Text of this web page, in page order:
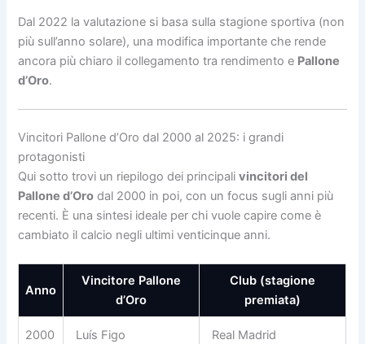
Dal 2022 la valutazione si basa sulla stagione sportiva (non
più sull’anno solare), una modifica importante che rende
ancora più chiaro il collegamento tra rendimento e Pallone
d’Oro.
Vincitori Pallone d’Oro dal 2000 al 2025: i grandi
protagonisti
Qui sotto trovi un riepilogo dei principalivincitori del
Pallone d’Oro dal 2000 in poi, con un focus sugli anni più
recenti. È una sintesi ideale per chi vuole capire come è
cambiato il calcio negli ultimi venticinque anni.
Anno
Vincitore Pallone
d’Oro
Club (stagione
premiata)
2000 Luís Figo Real Madrid